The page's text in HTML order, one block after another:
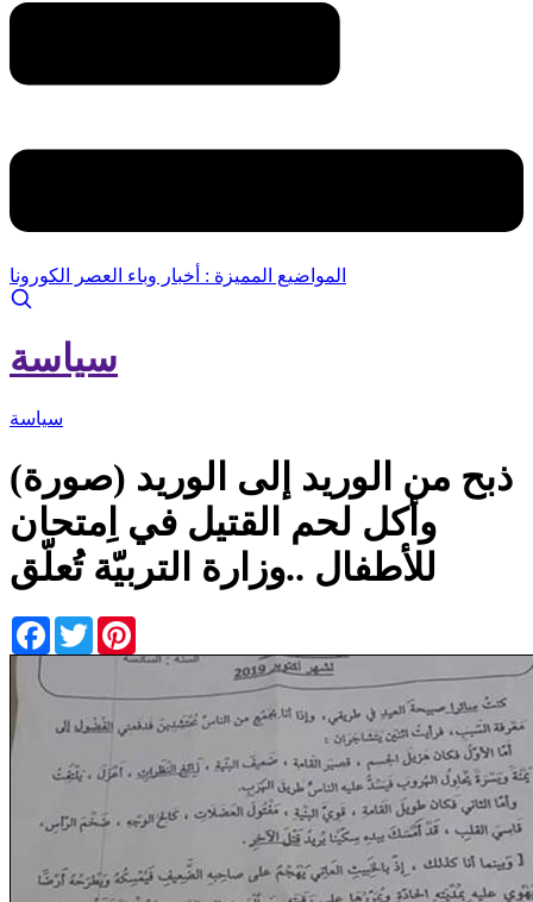
المواضيع المميزة : أخبار وباء العصر الكورونا
سياسة
سياسة
(صورة) ذبح من الوريد إلى الوريد
وأكل لحم القتيل في اِمتحان
للأطفال ..وزارة التربيّة تُعلّق
Facebook
Twitter